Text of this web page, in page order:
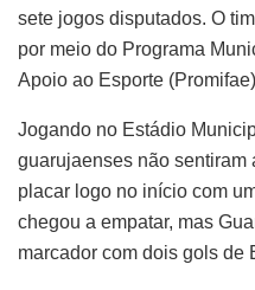
sete jogos disputados. O
por meio do Programa
Apoio ao Esporte
Jogando no Estádio
guarujaenses não sentiram
placar logo no início com
chegou a empatar, mas
marcador com dois gols de